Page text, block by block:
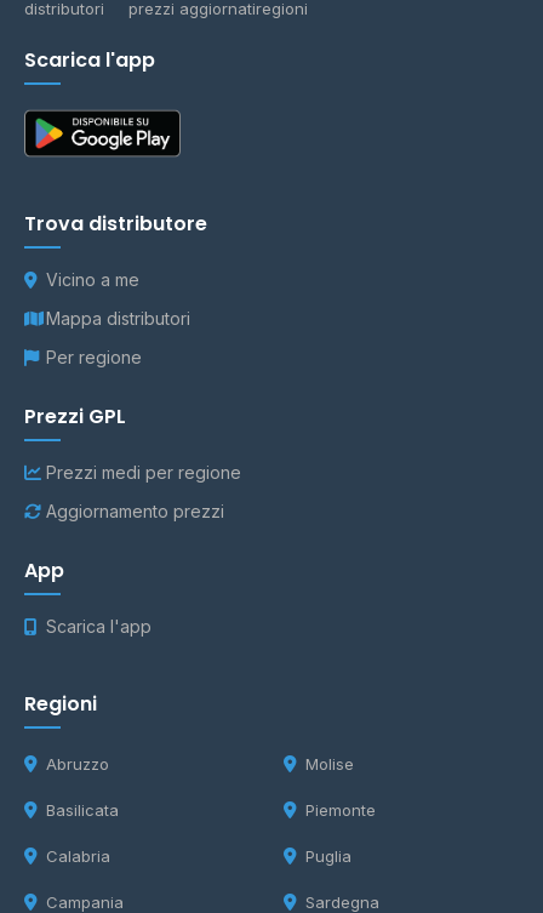
distributori prezzi aggiornatiregioni
Scarica l'app
Trova distributore
Vicino a me
Mappa distributori
Per regione
Prezzi GPL
Prezzi medi per regione
Aggiornamento prezzi
App
Scarica l'app
Regioni
Abruzzo
Basilicata
Calabria
Campania
Molise
Piemonte
Puglia
Sardegna